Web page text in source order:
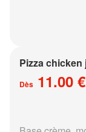
Pizza
Dès 11.00 €